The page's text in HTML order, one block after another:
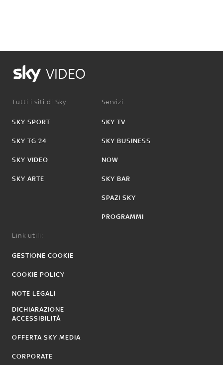
VIDEO
Tutti i siti di Sky:
SKY SPORT
SKY TG 24
SKY VIDEO
SKY ARTE
Servizi:
SKY TV
SKY BUSINESS
NOW
SKY BAR
SPAZI SKY
PROGRAMMI
Link utili:
GESTIONE COOKIE
COOKIE POLICY
NOTE LEGALI
DICHIARAZIONE
ACCESSIBILITÀ
OFFERTA SKY MEDIA
CORPORATE